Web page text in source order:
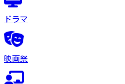
ドラマ
映画祭